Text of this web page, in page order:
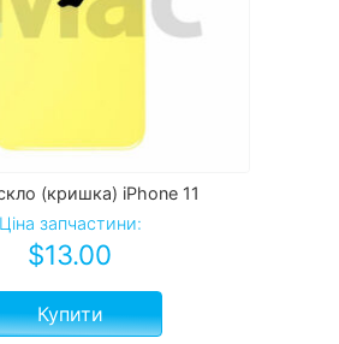
(кришка) iPhone 11
Ціна запчастини:
$13.00
Купити